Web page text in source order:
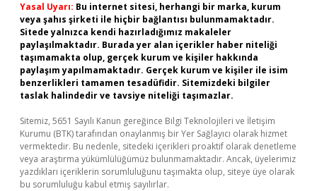
Yasal Uyarı: Bu internet sitesi, herhangi bir marka, kurum
veya şahıs şirketi ile hiçbir bağlantısı bulunmamaktadır.
Sitede yalnızca kendi hazırladığımız makaleler
paylaşılmaktadır. Burada yer alan içerikler haber niteliği
taşımamakta olup, gerçek kurum ve kişiler hakkında
paylaşım yapılmamaktadır. Gerçek kurum ve kişiler ile isim
benzerlikleri tamamen tesadüfidir. Sitemizdeki bilgiler
taslak halindedir ve tavsiye niteliği taşımazlar.
Sitemiz, 5651 Sayılı Kanun gereğince Bilgi Teknolojileri ve İletişim
Kurumu (BTK) tarafından onaylanmış bir Yer Sağlayıcı olarak hizmet
vermektedir. Bu nedenle, sitedeki içerikleri proaktif olarak denetleme
veya araştırma yükümlülüğümüz bulunmamaktadır. Ancak, üyelerimiz
yazdıkları içeriklerin sorumluluğunu taşımakta olup, siteye üye olarak
bu sorumluluğu kabul etmiş sayılırlar.